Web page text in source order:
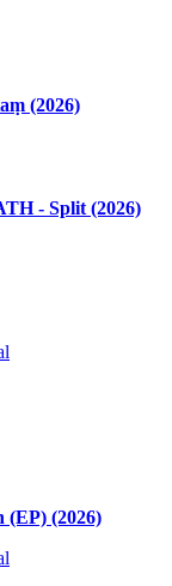
(2026)
- Split (2026)
(EP) (2026)